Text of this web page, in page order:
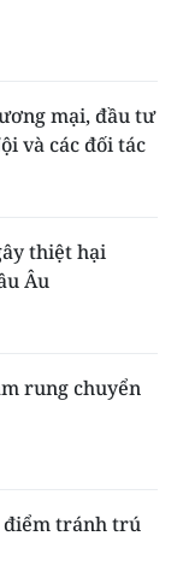
mại, đầu tư
và các đối tác
thiệt hại
Âu
rung chuyển
điểm tránh trú